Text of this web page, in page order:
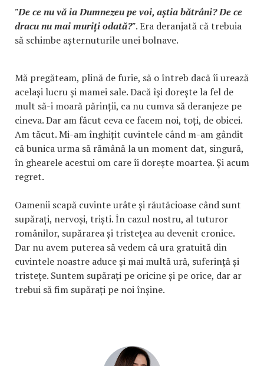
"De ce nu vă ia Dumnezeu pe voi, aștia bătrâni? De ce
dracu nu mai muriți odată?". Era deranjată că trebuia
să schimbe așternuturile unei bolnave.
Mă pregăteam, plină de furie, să o întreb dacă îi urează
același lucru și mamei sale. Dacă își dorește la fel de
mult să-i moară părinții, ca nu cumva să deranjeze pe
cineva. Dar am făcut ceva ce facem noi, toți, de obicei.
Am tăcut. Mi-am înghițit cuvintele când m-am gândit
că bunica urma să rămână la un moment dat, singură,
în ghearele acestui om care îi dorește moartea. Și acum
regret.
Oamenii scapă cuvinte urâte și răutăcioase când sunt
supărați, nervoși, triști. În cazul nostru, al tuturor
românilor, supărarea și tristețea au devenit cronice.
Dar nu avem puterea să vedem că ura gratuită din
cuvintele noastre aduce și mai multă ură, suferință și
tristețe. Suntem supărați pe oricine și pe orice, dar ar
trebui să fim supărați pe noi înșine.